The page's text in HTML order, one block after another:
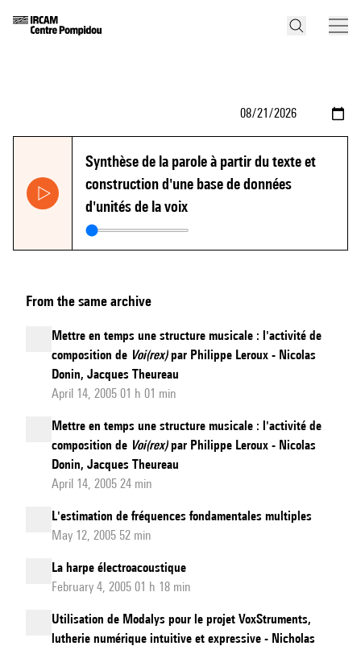
Synthèse de la parole à partir du texte et
construction d'une base de données
d'unités de la voix
From the same archive
Mettre en temps une structure musicale : l'activité de
composition de Voi(rex)par Philippe Leroux - Nicolas
Donin, Jacques Theureau
April 14, 2005 01 h 01 min
Mettre en temps une structure musicale : l'activité de
composition de Voi(rex)par Philippe Leroux - Nicolas
Donin, Jacques Theureau
April 14, 2005 24 min
L'estimation de fréquences fondamentales multiples
May 12, 2005 52 min
La harpe électroacoustique
February 4, 2005 01 h 18 min
Utilisation de Modalys pour le projet VoxStruments,
lutherie numérique intuitive et expressive - Nicholas